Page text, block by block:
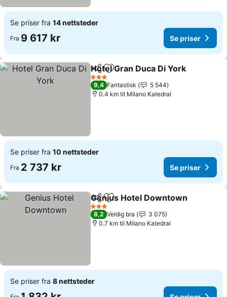
Se priser fra 14 nettsteder
Fra 9 617 kr Se priser
Del Legg til i favoritter
Hotel Gran Duca Di York
3 Stjerner
9,4 Fantastisk
5 544
0.4 km til Milano Katedral
Se priser fra 10 nettsteder
Fra 2 737 kr Se priser
Del Legg til i favoritter
Genius Hotel Downtown
3 Stjerner
8,2 Veldig bra
3 075
0.7 km til Milano Katedral
Se priser fra 8 nettsteder